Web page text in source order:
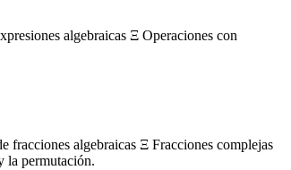
algebraicas Ξ Operaciones con
algebraicas Ξ Fracciones complejas
la permutación.